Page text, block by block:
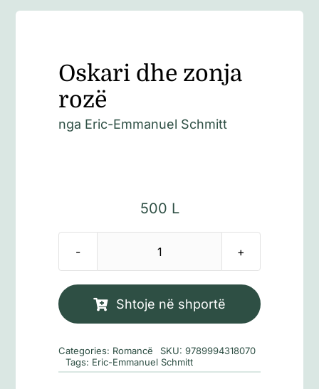
Oskari dhe zonja
rozë
nga Eric-Emmanuel Schmitt
500 L
Sasi
dhe
zonja
Shtoje në shportë
Categories: Romancë SKU:9789994318070
Tags: Eric-Emmanuel Schmitt